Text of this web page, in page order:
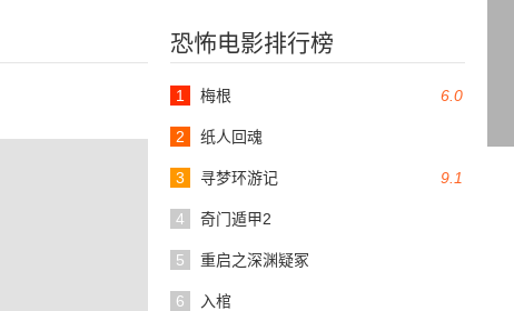
恐怖电影排行榜
6.0
1 梅根
2 纸人回魂
9.1
3 寻梦环游记
4 奇门遁甲2
5 重启之深渊疑冢
6 入棺